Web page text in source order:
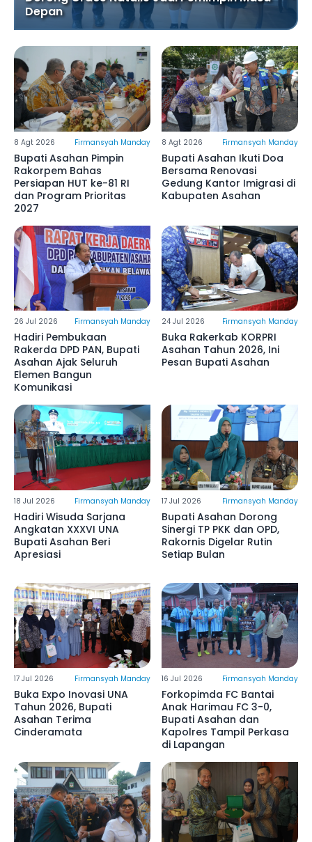
Depan
8 Agt 2026 Firmansyah Manday
Bupati Asahan Pimpin
Rakorpem Bahas
Persiapan HUT ke-81 RI
dan Program Prioritas
2027
8 Agt 2026 Firmansyah Manday
Bupati Asahan Ikuti Doa
Bersama Renovasi
Gedung Kantor Imigrasi di
Kabupaten Asahan
26 Jul 2026 Firmansyah Manday
Hadiri Pembukaan
Rakerda DPD PAN, Bupati
Asahan Ajak Seluruh
Elemen Bangun
Komunikasi
24 Jul 2026 Firmansyah Manday
Buka Rakerkab KORPRI
Asahan Tahun 2026, Ini
Pesan Bupati Asahan
18 Jul 2026 Firmansyah Manday
Hadiri Wisuda Sarjana
Angkatan XXXVI UNA
Bupati Asahan Beri
Apresiasi
17 Jul 2026 Firmansyah Manday
Bupati Asahan Dorong
Sinergi TP PKK dan OPD,
Rakornis Digelar Rutin
Setiap Bulan
17 Jul 2026 Firmansyah Manday
Buka Expo Inovasi UNA
Tahun 2026, Bupati
Asahan Terima
Cinderamata
16 Jul 2026 Firmansyah Manday
Forkopimda FC Bantai
Anak Harimau FC 3-0,
Bupati Asahan dan
Kapolres Tampil Perkasa
di Lapangan